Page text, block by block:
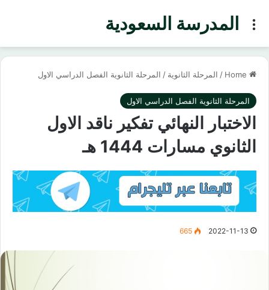
المدرسة السعوديةMenu
/ المرحلة الثانوية / المرحلة الثانوية الفصل الدراسي الاول
المرحلة الثانوية الفصل الدراسي الاول
الاختبار النهائي تفكير ناقد الاول
الثانوي مسارات 1444 هـ
2022-11-13
665